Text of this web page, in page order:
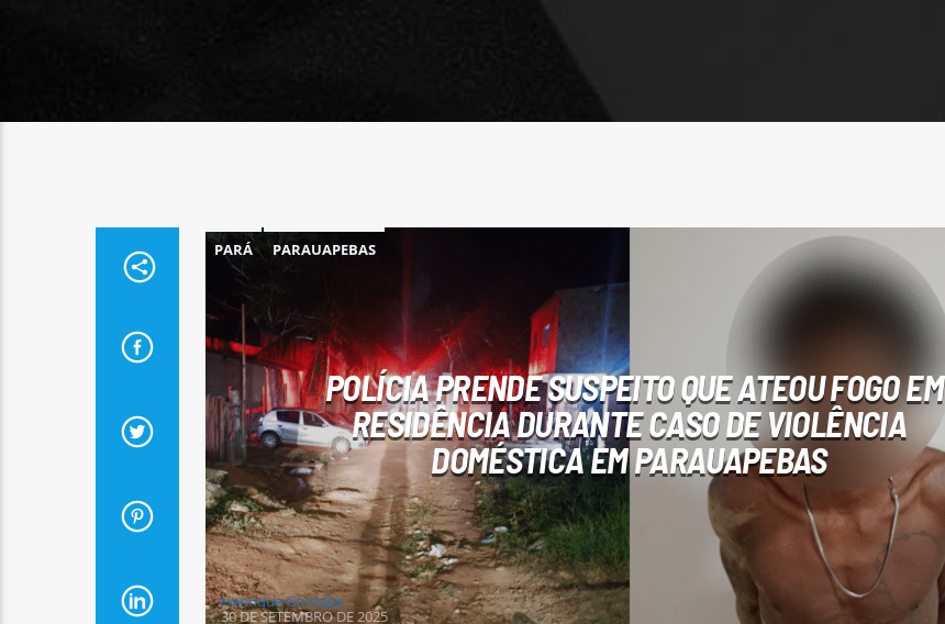
PARÁ PARAUAPEBAS
POLÍCIA PRENDE SUSPEITO QUE ATEOU FOGO EM
RESIDÊNCIA DURANTE CASO DE VIOLÊNCIA
DOMÉSTICA EM PARAUAPEBAS
Henrique Gonzaga
30 DE SETEMBRO DE 2025